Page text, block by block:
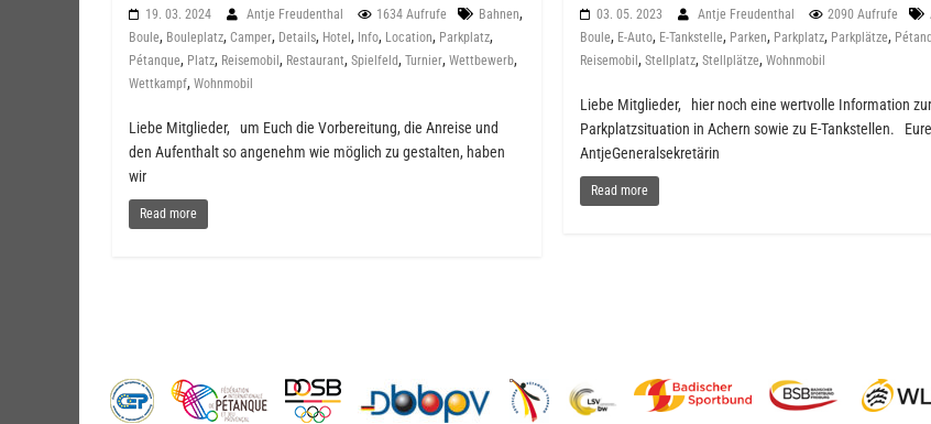
19. 03. 2024 Antje Freudenthal 1634 Aufrufe Bahnen,
Boule, Bouleplatz, Camper, Details, Hotel, Info, Location, Parkplatz,
Pétanque, Platz, Reisemobil, Restaurant, Spielfeld, Turnier, Wettbewerb,
Wettkampf, Wohnmobil
Liebe Mitglieder, um Euch die Vorbereitung, die Anreise und
den Aufenthalt so angenehm wie möglich zu gestalten, haben
wir
Read more
03. 05. 2023 Antje Freudenthal 2090 Aufrufe
Boule, E-Auto, E-Tankstelle, Parken, Parkplatz, Parkplätze,
Reisemobil,Stellplatz,Stellplätze,Wohnmobil
Liebe Mitglieder, hier noch eine wertvolle Information zur
Parkplatzsituation in Achern sowie zu E-Tankstellen. Eure
AntjeGeneralsekretärin
Read more